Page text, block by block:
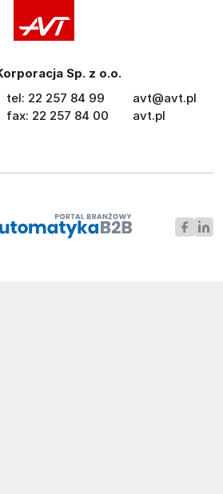
Sp. z o.o.
tel: 22 257 84 99
fax: 22 257 84 00
avt@avt.pl
avt.pl